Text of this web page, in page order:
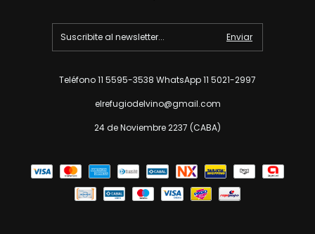
Teléfono 11 5595-3538 WhatsApp 11 5021-2997
elrefugiodelvino@gmail.com
24 de Noviembre 2237 (CABA)